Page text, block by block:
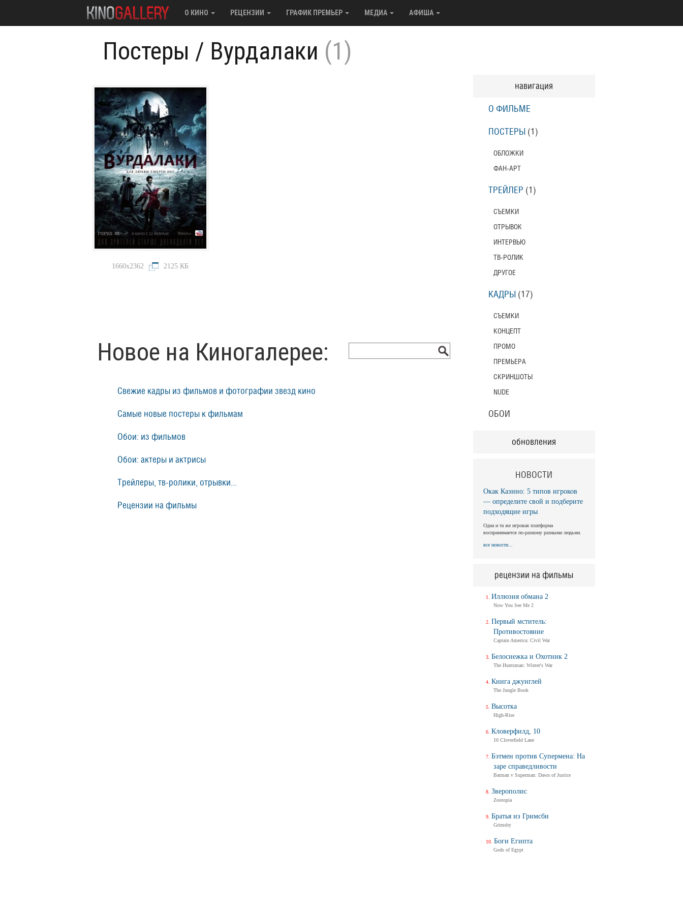
О КИНО РЕЦЕНЗИИ ГРАФИК ПРЕМЬЕР МЕДИА АФИША
Постеры / Вурдалаки (1)
1660x2362 2125 КБ
Новое на Киногалерее:
Свежие кадры из фильмов и фотографии звезд кино
Самые новые постеры к фильмам
Обои: из фильмов
Обои: актеры и актрисы
Трейлеры, тв-ролики, отрывки...
Рецензии на фильмы
навигация
О ФИЛЬМЕ
ПОСТЕРЫ (1)
ОБЛОЖКИ
ФАН-АРТ
ТРЕЙЛЕР (1)
СЪЕМКИ
ОТРЫВОК
ИНТЕРВЬЮ
ТВ-РОЛИК
ДРУГОЕ
КАДРЫ (17)
СЪЕМКИ
КОНЦЕПТ
ПРОМО
ПРЕМЬЕРА
СКРИНШОТЫ
NUDE
ОБОИ
обновления
НОВОСТИ
Окак Казино: 5 типов игроков
— определите свой и подберите
подходящие игры
Одна и та же игровая платформа
воспринимается по-разному разными людьми.
все новости...
рецензии на фильмы
Иллюзия обмана 2
Now You See Me 2
Первый мститель:
Противостояние
Captain America: Civil War
Белоснежка и Охотник 2
The Huntsman: Winter's War
Книга джунглей
The Jungle Book
Высотка
High-Rise
Кловерфилд, 10
10 Cloverfield Lane
Бэтмен против Супермена: На
заре справедливости
Batman v Superman: Dawn of Justice
Зверополис
Zootopia
Братья из Гримсби
Grimsby
Боги Египта
Gods of Egypt